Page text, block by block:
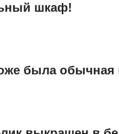
шкаф!
была обычная